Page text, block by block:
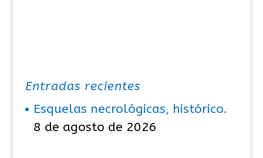
Entradas recientes
Esquelas necrológicas, histórico.
8 de agosto de 2026